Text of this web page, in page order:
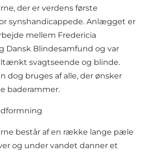
der er verdens første
synshandicappede. Anlægget er
mellem Fredericia
Dansk Blindesamfund og var
svagtseende og blinde.
dog bruges af alle, der ønsker
baderammer.
består af en række lange pæle
og under vandet danner et